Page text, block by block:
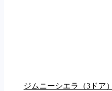
ジムニーシエラ（3ドア